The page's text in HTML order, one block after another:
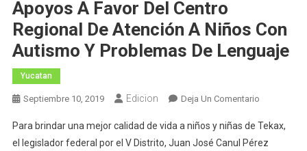
Apoyos A Favor Del Centro
Regional De Atención A Niños Con
Autismo Y Problemas De Lenguaje
Yucatan
Septiembre 10, 2019 Edicion Deja Un ComentarioEn
José
Canul
Para brindar una mejor calidad de vida a niños y niñas de Tekax,
el legislador federal por el V Distrito, Juan José Canul Pérez